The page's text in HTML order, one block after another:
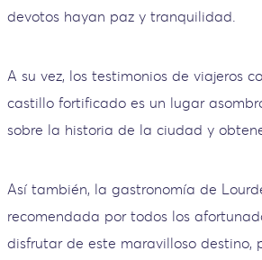
devotos hayan paz y tranquilidad.
A su vez, los testimonios de viajeros
castillo fortificado es un lugar
sobre la historia de la ciudad y
Así también, la gastronomía de
recomendada por todos los
disfrutar de este maravilloso destino,